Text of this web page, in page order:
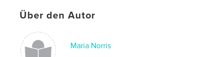
Über den Autor
Maria Norris